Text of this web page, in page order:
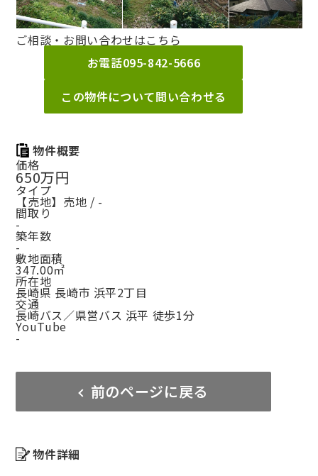
ご相談・お問い合わせはこちら
お電話095-842-5666
この物件について問い合わせる
物件概要
価格
650万円
タイプ
【売地】売地 / -
間取り
-
築年数
-
敷地面積
347.00㎡
所在地
長崎県 長崎市 浜平2丁目
交通
長崎バス／県営バス 浜平 徒歩1分
YouTube
-
前のページに戻る
物件詳細